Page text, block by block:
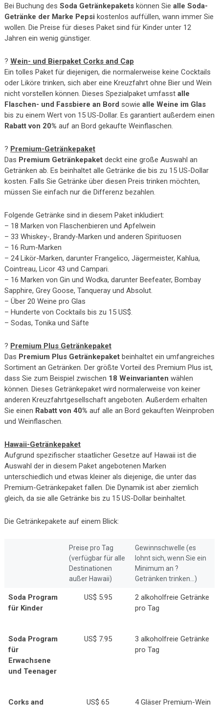
Bei Buchung des Soda Getränkepaketskönnen Sie alle Soda-
Getränke der Marke Pepsi kostenlos auffüllen, wann immer Sie
wollen. Die Preise für dieses Paket sind für Kinder unter 12
Jahren ein wenig günstiger.
? Wein- und Bierpaket Corks and Cap
Ein tolles Paket für diejenigen, die normalerweise keine Cocktails
oder Liköre trinken, sich aber eine Kreuzfahrt ohne Bier und Wein
nicht vorstellen können. Dieses Spezialpaket umfasst alle
Flaschen- und Fassbiere an Bord sowie alle Weine im Glas
bis zu einem Wert von 15 US-Dollar. Es garantiert außerdem einen
Rabatt von 20% auf an Bord gekaufte Weinflaschen.
? Premium-Getränkepaket
Das Premium Getränkepaketdeckt eine große Auswahl an
Getränken ab. Es beinhaltet alle Getränke die bis zu 15 US-Dollar
kosten. Falls Sie Getränke über diesen Preis trinken möchten,
müssen Sie einfach nur die Differenz bezahlen.
Folgende Getränke sind in diesem Paket inkludiert:
– 18 Marken von Flaschenbieren und Apfelwein
– 33 Whiskey-, Brandy-Marken und anderen Spirituosen
– 16 Rum-Marken
– 24 Likör-Marken, darunter Frangelico, Jägermeister, Kahlua,
Cointreau, Licor 43 und Campari.
– 16 Marken von Gin und Wodka, darunter Beefeater, Bombay
Sapphire, Grey Goose, Tanqueray und Absolut.
– Über 20 Weine pro Glas
– Hunderte von Cocktails bis zu 15 US$.
– Sodas, Tonika und Säfte
? Premium Plus Getränkepaket
Das Premium Plus Getränkepaketbeinhaltet ein umfangreiches
Sortiment an Getränken. Der größte Vorteil des Premium Plus ist,
dass Sie zum Beispiel zwischen 18 Weinvarianten wählen
können. Dieses Getränkepaket wird normalerweise von keiner
anderen Kreuzfahrtgesellschaft angeboten. Außerdem erhalten
Sie einen Rabatt von 40% auf alle an Bord gekauften Weinproben
und Weinflaschen.
Hawaii-Getränkepaket
Aufgrund spezifischer staatlicher Gesetze auf Hawaii ist die
Auswahl der in diesem Paket angebotenen Marken
unterschiedlich und etwas kleiner als diejenige, die unter das
Premium-Getränkepaket fallen. Die Dynamik ist aber ziemlich
gleich, da sie alle Getränke bis zu 15 US-Dollar beinhaltet.
Die Getränkepakete auf einem Blick:
Preise pro Tag
(verfügbar für alle
Destinationen
außer Hawaii)
Gewinnschwelle (es
lohnt sich, wenn Sie ein
Minimum an ?
Getränken trinken...)
Soda Program
für Kinder
US$ 5.95
2 alkoholfreie Getränke
pro Tag
Soda Program
für
Erwachsene
und Teenager
US$ 7.95
3 alkoholfreie Getränke
pro Tag
Corks and
US$ 65
4 Gläser Premium-Wein